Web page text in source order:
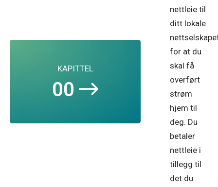
KAPITTEL
00
nettleie til
ditt lokale
for at du
skal få
overført
strøm
hjem til
deg. Du
betaler
nettleie i
tillegg til
det du